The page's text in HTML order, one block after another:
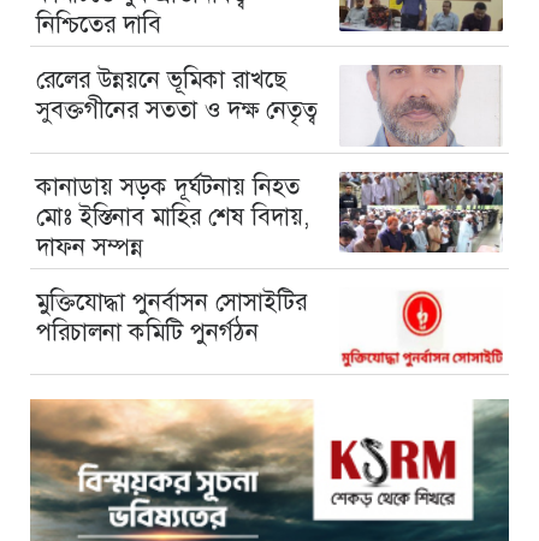
নিশ্চিতের দাবি
রেলের উন্নয়নে ভূমিকা রাখছে
সুবক্তগীনের সততা ও দক্ষ নেতৃত্ব
কানাডায় সড়ক দূর্ঘটনায় নিহত
মোঃ ইস্তিনাব মাহির শেষ বিদায়,
দাফন সম্পন্ন
মুক্তিযোদ্ধা পুনর্বাসন সোসাইটির
পরিচালনা কমিটি পুনর্গঠন